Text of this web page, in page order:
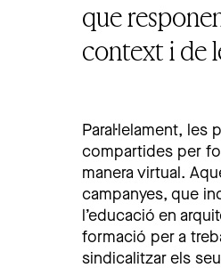
que
context i de
Paral·lelament,
compartides per
manera virtual.
campanyes, que
l’educació en
formació per a
sindicalitzar els